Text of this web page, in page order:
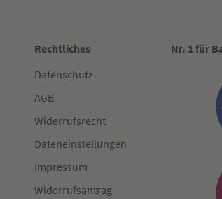
Rechtliches
Datenschutz
AGB
Widerrufsrecht
Dateneinstellungen
Impressum
Widerrufsantrag
Nr. 1 für